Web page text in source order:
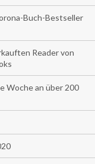
Buch-Bestseller
Reader von
Woche an über 200